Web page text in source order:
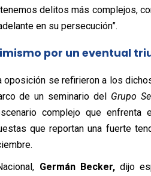
delitos más complejos,
en su persecución”.
por un eventual
oposición se refirieron a los
de un seminario delGrupo
complejo que enfrenta
que reportan una fuerte
Germán Becker,dijo